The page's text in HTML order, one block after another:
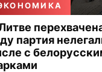
партия
с